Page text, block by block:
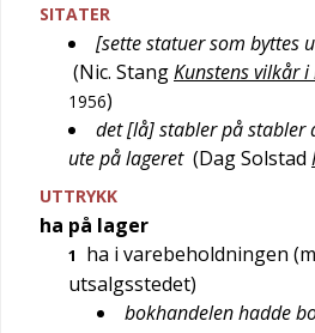
SITATER
[sette statuer som byttes
(Nic. StangKunstens vilkår
1956)
det [lå] stabler på stabler
ute på lageret (Dag Solstad
UTTRYKK
ha på lager
1
ha i varebeholdningen
utsalgsstedet)
bokhandelen hadde